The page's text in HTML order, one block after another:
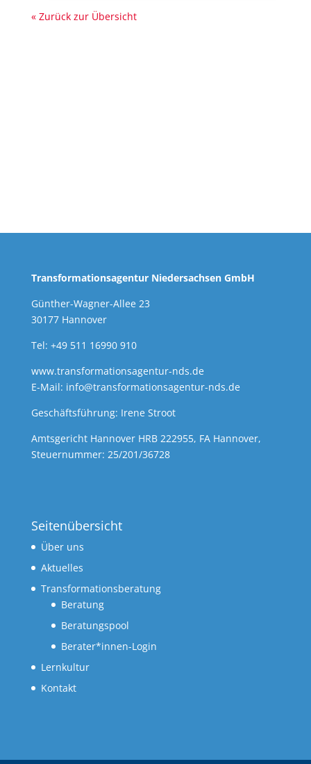
« Zurück zur Übersicht
Transformationsagentur Niedersachsen GmbH
Günther-Wagner-Allee 23
30177 Hannover
Tel: +49 511 16990 910
www.transformationsagentur-nds.de
E-Mail: info@transformationsagentur-nds.de
Geschäftsführung: Irene Stroot
Amtsgericht Hannover HRB 222955, FA Hannover,
Steuernummer: 25/201/36728
Seitenübersicht
Über uns
Aktuelles
Transformationsberatung
Beratung
Beratungspool
Berater*innen-Login
Lernkultur
Kontakt